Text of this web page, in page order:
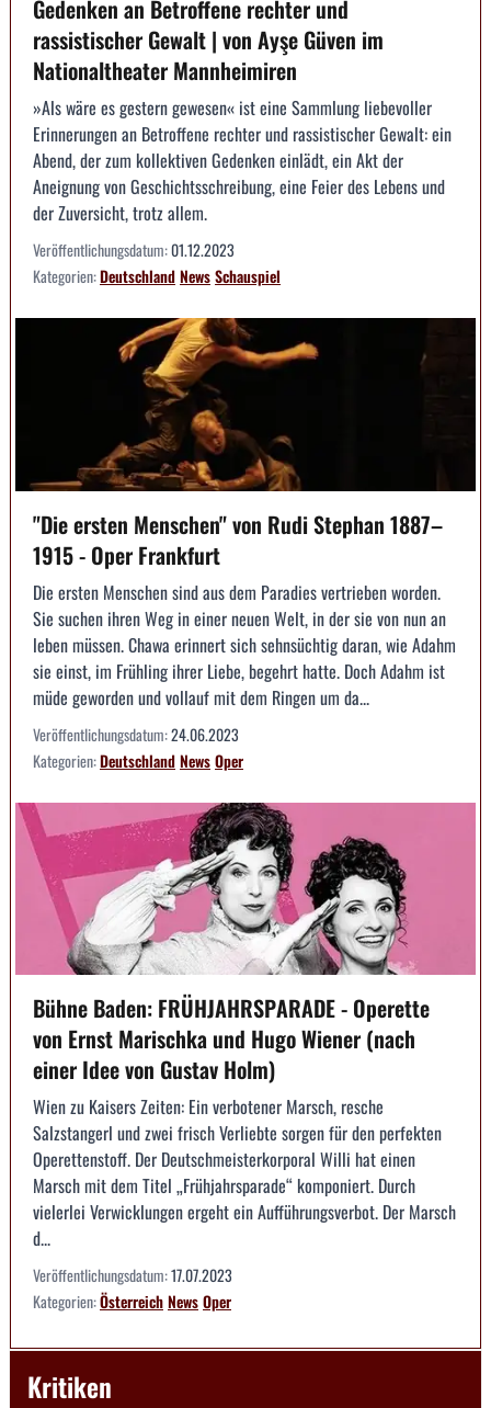
Gedenken an Betroffene rechter und
rassistischer Gewalt | von Ayşe Güven im
Nationaltheater Mannheimiren
»Als wäre es gestern gewesen« ist eine Sammlung liebevoller
Erinnerungen an Betroffene rechter und rassistischer Gewalt: ein
Abend, der zum kollektiven Gedenken einlädt, ein Akt der
Aneignung von Geschichtsschreibung, eine Feier des Lebens und
der Zuversicht, trotz allem.
Veröffentlichungsdatum:01.12.2023
Kategorien:DeutschlandNewsSchauspiel
"Die ersten Menschen" von Rudi Stephan 1887–
1915 - Oper Frankfurt
Die ersten Menschen sind aus dem Paradies vertrieben worden.
Sie suchen ihren Weg in einer neuen Welt, in der sie von nun an
leben müssen. Chawa erinnert sich sehnsüchtig daran, wie Adahm
sie einst, im Frühling ihrer Liebe, begehrt hatte. Doch Adahm ist
müde geworden und vollauf mit dem Ringen um da...
Veröffentlichungsdatum:24.06.2023
Kategorien:DeutschlandNewsOper
Bühne Baden: FRÜHJAHRSPARADE - Operette
von Ernst Marischka und Hugo Wiener (nach
einer Idee von Gustav Holm)
Wien zu Kaisers Zeiten: Ein verbotener Marsch, resche
Salzstangerl und zwei frisch Verliebte sorgen für den perfekten
Operettenstoff. Der Deutschmeisterkorporal Willi hat einen
Marsch mit dem Titel „Frühjahrsparade“ komponiert. Durch
vielerlei Verwicklungen ergeht ein Aufführungsverbot. Der Marsch
d...
Veröffentlichungsdatum:17.07.2023
Kategorien:ÖsterreichNewsOper
Kritiken